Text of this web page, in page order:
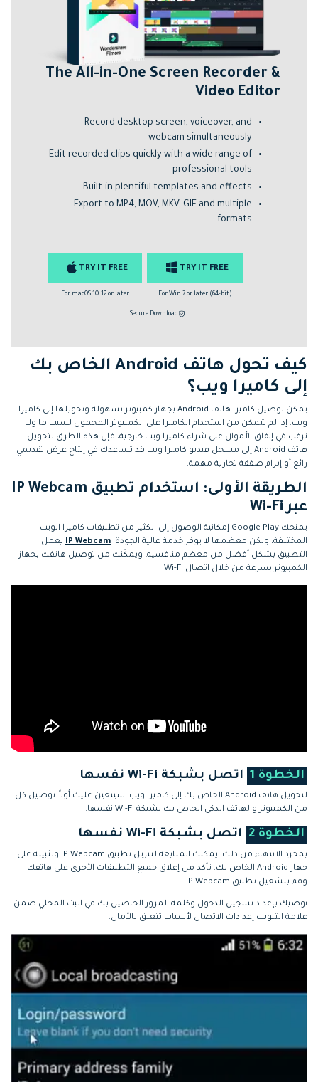
The All-in-One Screen Recorder &
Video Editor
Record desktop screen, voiceover, and
webcam simultaneously
Edit recorded clips quickly with a wide range of
professional tools
Built-in plentiful templates and effects
Export to MP4, MOV, MKV, GIF and multiple
formats
TRY IT FREE
For Win 7 or later (64-bit)
TRY IT FREE
For macOS 10.12 or later
Secure Download
كيف تحول هاتف Android الخاص بك
إلى كاميرا ويب؟
يمكن توصيل كاميرا هاتف Android بجهاز كمبيوتر بسهولة وتحويلها إلى كاميرا
ويب. إذا لم تتمكن من استخدام الكاميرا على الكمبيوتر المحمول لسبب ما ولا
ترغب في إنفاق الأموال على شراء كاميرا ويب خارجية، فإن هذه الطرق لتحويل
هاتف Android إلى مسجل فيديو كاميرا ويب قد تساعدك في إنتاج عرض تقديمي
رائع أو إبرام صفقة تجارية مهمة.
الطريقة الأولى: استخدام تطبيق IP Webcam
عبر Wi-Fi
يمنحك Google Play إمكانية الوصول إلى الكثير من تطبيقات كاميرا الويب
المختلفة، ولكن معظمها لا يوفر خدمة عالية الجودة. IP Webcam يعمل
التطبيق بشكل أفضل من معظم منافسيه، ويمكّنك من توصيل هاتفك بجهاز
الكمبيوتر بسرعة من خلال اتصال Wi-Fi.
الخطوة 1 اتصل بشبكة Wi-Fi نفسها
لتحويل هاتف Android الخاص بك إلى كاميرا ويب، سيتعين عليك أولاً توصيل كل
من الكمبيوتر والهاتف الذكي الخاص بك بشبكة Wi-Fi نفسها.
الخطوة 2 اتصل بشبكة Wi-Fi نفسها
بمجرد الانتهاء من ذلك، يمكنك المتابعة لتنزيل تطبيق IP Webcam وتثبيته على
جهاز Android الخاص بك. تأكد من إغلاق جميع التطبيقات الأخرى على هاتفك
وقم بتشغيل تطبيق IP Webcam.
نوصيك بإعداد تسجيل الدخول وكلمة المرور الخاصين بك في البث المحلي ضمن
علامة التبويب إعدادات الاتصال لأسباب تتعلق بالأمان.